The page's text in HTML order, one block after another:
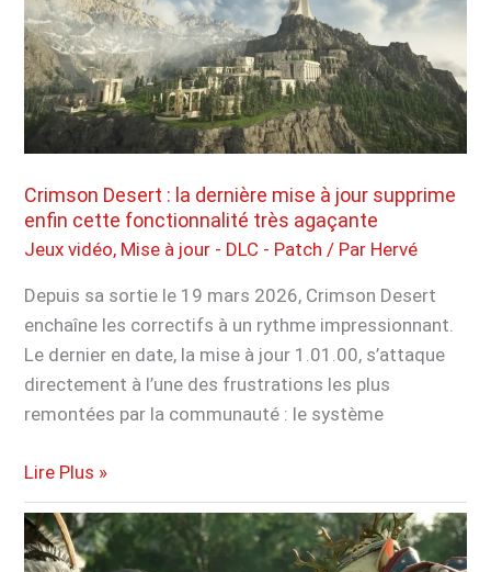
l’une
des
fonctionnalités
les
plus
frustrantes
du
jeu
Crimson Desert : la dernière mise à jour supprime
enfin cette fonctionnalité très agaçante
Jeux vidéo, Mise à jour - DLC - Patch / Par Hervé
Depuis sa sortie le 19 mars 2026, Crimson Desert
enchaîne les correctifs à un rythme impressionnant.
Le dernier en date, la mise à jour 1.01.00, s’attaque
directement à l’une des frustrations les plus
remontées par la communauté : le système
Crimson
Desert
:
la
Lire Plus »